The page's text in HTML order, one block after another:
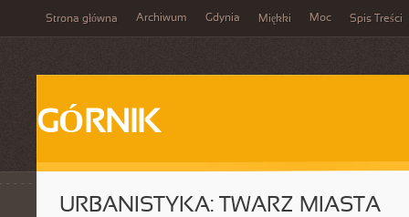
Strona główna Archiwum Gdynia Miękki Moc Spis Treści
GÓRNIK
URBANISTYKA: TWARZ MIASTA